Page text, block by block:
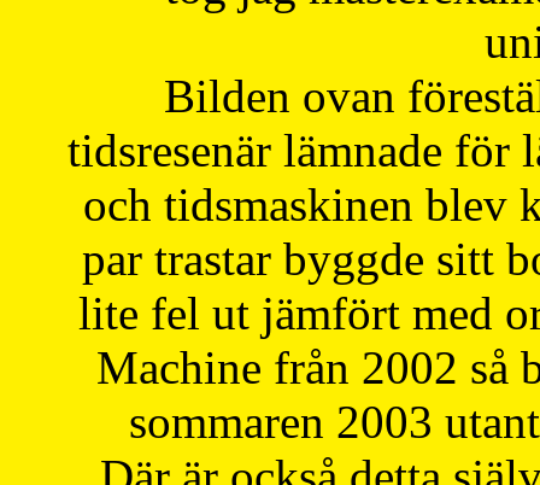
Bilden ovan
tidsresenär lämnade för
och tidsmaskinen blev
par trastar byggde sitt
lite fel ut jämfört med
Machine från 2002 så
sommaren 2003